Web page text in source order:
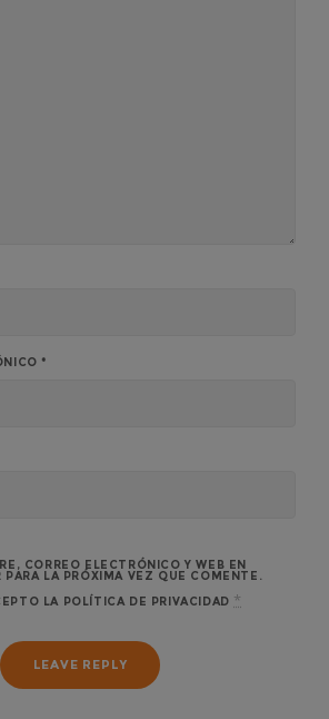
*
CORREO ELECTRÓNICO Y WEB EN
PARA LA PRÓXIMA VEZ QUE COMENTE.
LA POLÍTICA DE PRIVACIDAD *